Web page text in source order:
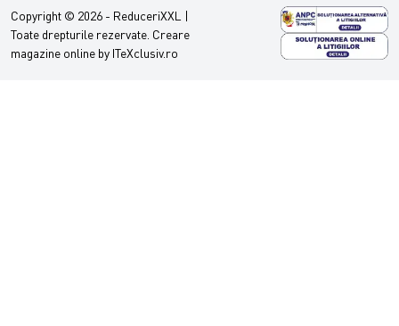
Copyright © 2026 - ReduceriXXL |
Toate drepturile rezervate. Creare
magazine online by ITeXclusiv.ro